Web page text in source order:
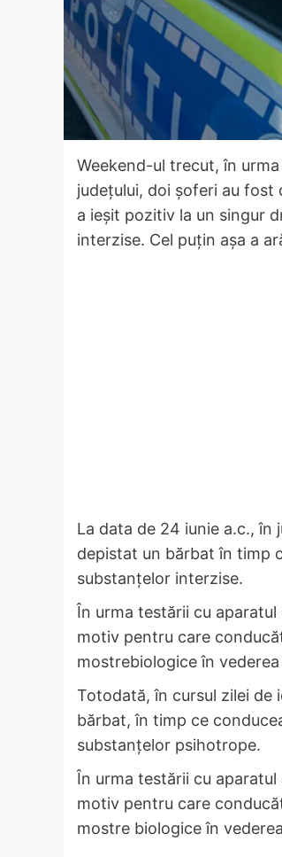
Weekend-ul trecut, în
județului, doi șoferi au fost
a ieșit pozitiv la un singur
interzise. Cel puțin așa a
La data de 24 iunie a.c., în
depistat un bărbat în timp
substanțelor interzise.
În urma testării cu
motiv pentru care
mostrebiologice în
Totodată, în cursul zilei de
bărbat, în timp ce
substanțelor psihotrope.
În urma testării cu
motiv pentru care
mostre biologice în